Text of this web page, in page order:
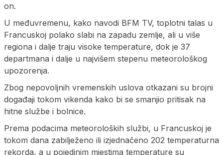
on.
U međuvremenu, kako navodi BFM TV, toplotni talas u
Francuskoj polako slabi na zapadu zemlje, ali u više
regiona i dalje traju visoke temperature, dok je 37
departmana i dalje u najvišem stepenu meteorološkog
upozorenja.
Zbog nepovoljnih vremenskih uslova otkazani su brojni
događaji tokom vikenda kako bi se smanjio pritisak na
hitne službe i bolnice.
Prema podacima meteoroloških službi, u Francuskoj je
tokom dana zabilježeno ili izjednačeno 202 temperaturna
rekorda, a u pojedinim mjestima temperature su